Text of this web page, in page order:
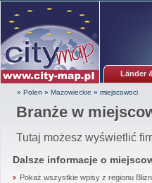
Länder
» Polen » Mazowieckie » miejscowoci
Branże w
Tutaj możesz wyświetlić
Dalsze informacje o
Pokaż wszystkie wpisy z regionu